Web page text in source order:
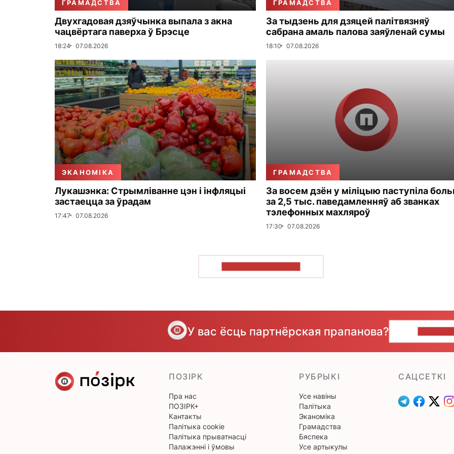
ГРАМАДСТВА
Двухгадовая дзяўчынка выпала з акна
чацвёртага паверха ў Брэсце
18:24 07.08.2026
ГРАМАДСТВА
За тыдзень для дзяцей палітвязняў
сабрана амаль палова заяўленай сумы
18:10 07.08.2026
ЭКАНОМІКА
Лукашэнка: Стрымліванне цэн і інфляцыі
застаецца за ўрадам
17:47 07.08.2026
ГРАМАДСТВА
За восем дзён у міліцыю паступіла
за 2,5 тыс. паведамленняў аб званках
тэлефонных махляроў
17:30 07.08.2026
У вас ёсць партнёрская прапанова?
ПОЗІРК
Пра нас
ПОЗІРК+
Кантакты
Палітыка cookie
Палітыка прыватнасці
Палажэнні і ўмовы
РУБРЫКІ
Усе навіны
Палітыка
Эканоміка
Грамадства
Бяспека
Усе артыкулы
САЦСЕТКІ